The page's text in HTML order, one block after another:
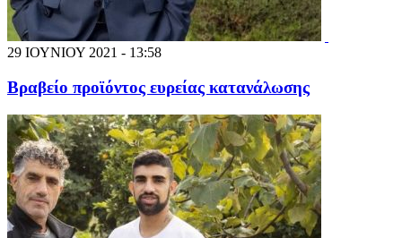
29 ΙΟΥΝΙΟΥ 2021 - 13:58
Βραβείο προϊόντος ευρείας κατανάλωσης